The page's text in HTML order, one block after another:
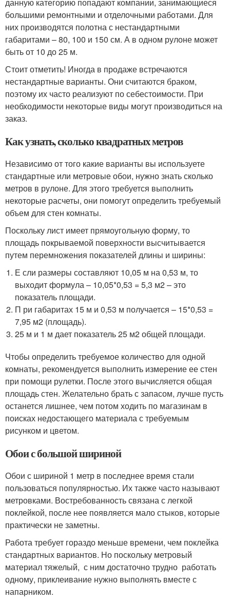
большими ремонтными и отделочными работами. Для
них производятся полотна с нестандартными
габаритами – 80, 100 и 150 см. А в одном рулоне может
быть от 10 до 25 м.
Стоит отметить! Иногда в продаже встречаются
нестандартные варианты. Они считаются браком,
поэтому их часто реализуют по себестоимости. При
необходимости некоторые виды могут производиться на
заказ.
Как узнать, сколько квадратных метров
Независимо от того какие варианты вы используете
стандартные или метровые обои, нужно знать сколько
метров в рулоне. Для этого требуется выполнить
некоторые расчеты, они помогут определить требуемый
объем для стен комнаты.
Поскольку лист имеет прямоугольную форму, то
площадь покрываемой поверхности высчитывается
путем перемножения показателей длины и ширины:
Е сли размеры составляют 10,05 м на 0,53 м, то
выходит формула – 10,05*0,53 = 5,3 м2 – это
показатель площади.
П ри габаритах 15 м и 0,53 м получается – 15*0,53 =
7,95 м2 (площадь).
25 м и 1 м дает показатель 25 м2 общей площади.
Чтобы определить требуемое количество для одной
комнаты, рекомендуется выполнить измерение ее стен
при помощи рулетки. После этого вычисляется общая
площадь стен. Желательно брать с запасом, лучше пусть
останется лишнее, чем потом ходить по магазинам в
поисках недостающего материала с требуемым
рисунком и цветом.
Обои с большой шириной
Обои с шириной 1 метр в последнее время стали
пользоваться популярностью. Их также часто называют
метровками. Востребованность связана с легкой
поклейкой, после нее появляется мало стыков, которые
практически не заметны.
Работа требует гораздо меньше времени, чем поклейка
стандартных вариантов. Но поскольку метровый
материал тяжелый, с ним достаточно трудно работать
одному, приклеивание нужно выполнять вместе с
напарником.